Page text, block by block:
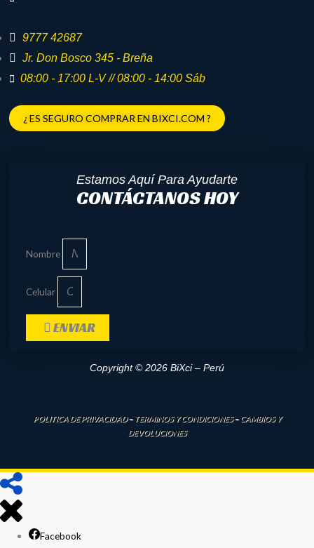
9777 42687
Jr. Don Bosco 345 - Breña
08:00 - 17:00 L-V // 08:00 - 14:00 Sáb
¿ ES SEGURO COMPRAR EN BIXCI.COM ?
Estamos Aquí Para Ayudarte
CONTÁCTANOS HOY
Nombre
Celular
ENVIAR
Copyright © 2026 BiXci – Perú
POLITICA DE PRIVACIDAD–TERMINOS Y CONDICIONES–CAMBIOS Y
DEVOLUCIONES
Facebook